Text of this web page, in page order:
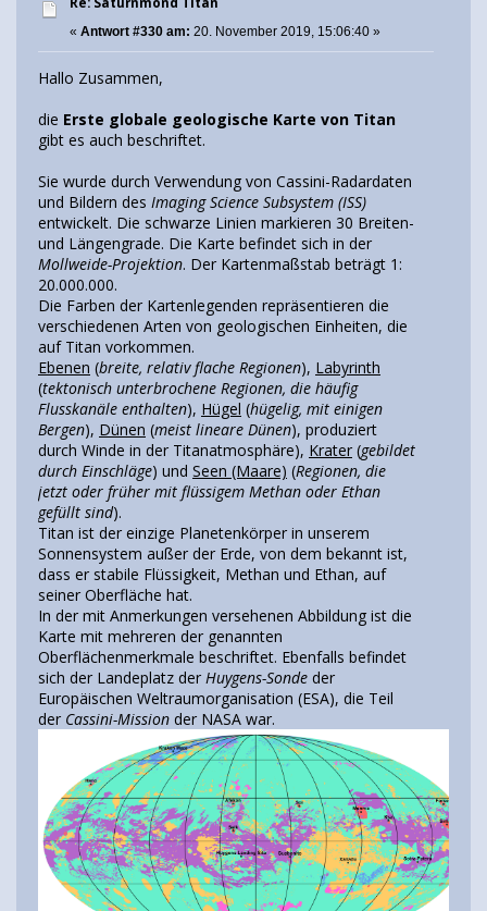
« Antwort #330 am: 20. November 2019, 15:06:40 »
Hallo Zusammen,
die Erste globale geologische Karte von Titan
gibt es auch beschriftet.
Sie wurde durch Verwendung von Cassini-Radardaten
und Bildern des Imaging Science Subsystem (ISS)
entwickelt. Die schwarze Linien markieren 30 Breiten-
und Längengrade. Die Karte befindet sich in der
Mollweide-Projektion. Der Kartenmaßstab beträgt 1:
20.000.000.
Die Farben der Kartenlegenden repräsentieren die
verschiedenen Arten von geologischen Einheiten, die
auf Titan vorkommen.
Ebenen (breite, relativ flache Regionen), Labyrinth
(tektonisch unterbrochene Regionen, die häufig
Flusskanäle enthalten), Hügel (hügelig, mit einigen
Bergen), Dünen (meist lineare Dünen), produziert
durch Winde in der Titanatmosphäre), Krater (gebildet
durch Einschläge) und Seen (Maare) (Regionen, die
jetzt oder früher mit flüssigem Methan oder Ethan
gefüllt sind).
Titan ist der einzige Planetenkörper in unserem
Sonnensystem außer der Erde, von dem bekannt ist,
dass er stabile Flüssigkeit, Methan und Ethan, auf
seiner Oberfläche hat.
In der mit Anmerkungen versehenen Abbildung ist die
Karte mit mehreren der genannten
Oberflächenmerkmale beschriftet. Ebenfalls befindet
sich der Landeplatz der Huygens-Sonde der
Europäischen Weltraumorganisation (ESA), die Teil
der Cassini-Mission der NASA war.